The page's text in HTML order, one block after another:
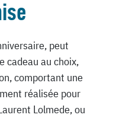
peut
cadeau au choix,
comportant une
réalisée pour
Lolmede, ou